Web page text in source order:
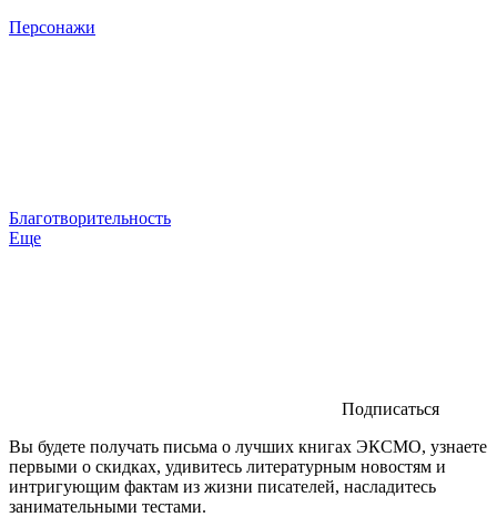
Персонажи
Благотворительность
Еще
Подписаться
Вы будете получать письма о лучших книгах ЭКСМО, узнаете
первыми о скидках, удивитесь литературным новостям и
интригующим фактам из жизни писателей, насладитесь
занимательными тестами.